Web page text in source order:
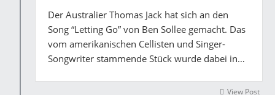
Der Australier Thomas Jack hat sich an den
Song “Letting Go” von Ben Sollee gemacht. Das
vom amerikanischen Cellisten und Singer-
Songwriter stammende Stück wurde dabei in…
View Post